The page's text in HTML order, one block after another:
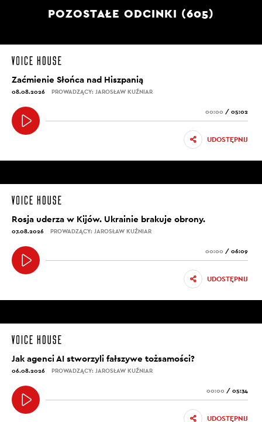
POZOSTAŁE ODCINKI (605)
Zaćmienie Słońca nad Hiszpanią
08.08.2026 PROWADZĄCY: JAROSŁAW KUŹNIAR
00:00 / 05:02
UDOSTĘPNIJ
Rosja uderza w Kijów. Ukrainie brakuje obrony.
07.08.2026 PROWADZĄCY: JAROSŁAW KUŹNIAR
00:00 / 06:09
UDOSTĘPNIJ
Jak agenci AI stworzyli fałszywe tożsamości?
06.08.2026 PROWADZĄCY: JAROSŁAW KUŹNIAR
00:00 / 05:34
UDOSTĘPNIJ